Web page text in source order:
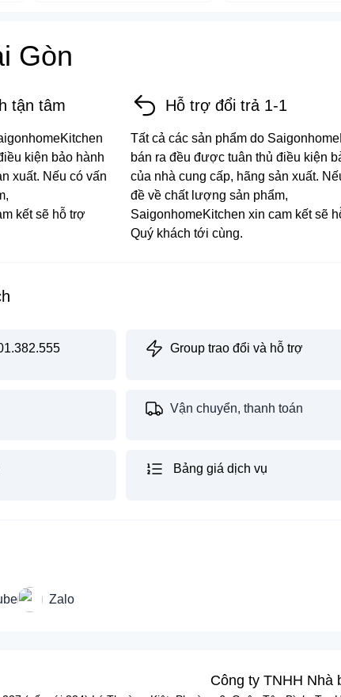
Gòn
tận tâm
kiện bảo hành
xuất. Nếu có vấn
kết sẽ hỗ trợ
Hỗ trợ đổi trả 1-1
Tất cả các sản phẩm do
bán ra đều được tuân thủ điều kiện
của nhà cung cấp, hãng sản xuất.
đề về chất lượng sản phẩm,
SaigonhomeKitchen xin cam kết sẽ
Quý khách tới cùng.
Group trao đổi và hỗ trợ
Vận chuyển, thanh toán
Bảng giá dịch vụ
Zalo
Công ty TNHH Nhà